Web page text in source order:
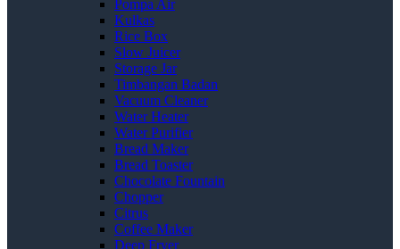
Pompa Air
Kulkas
Rice Box
Slow Juicer
Storage Jar
Timbangan Badan
Vacuum Cleaner
Water Heater
Water Purifier
Bread Maker
Bread Toaster
Chocolate Fountain
Chopper
Citrus
Coffee Maker
Deep Fryer